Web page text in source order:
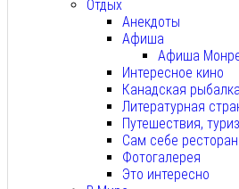
Отдых
Анекдоты
Афиша
Афиша
Интересное кино
Канадская рыбалка
Литературная
Путешествия,
Сам себе ресторан
Фотогалерея
Это интересно